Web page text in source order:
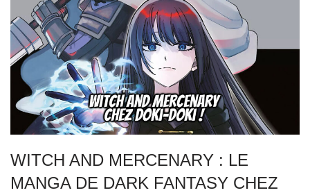
WITCH AND MERCENARY : LE
MANGA DE DARK FANTASY CHEZ